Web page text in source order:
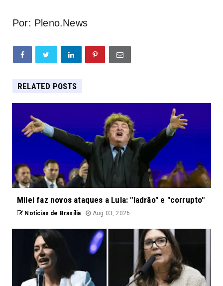
Por: Pleno.News
RELATED POSTS
Milei faz novos ataques a Lula: "ladrão" e "corrupto"
Notícias de Brasília Aug 03, 2026